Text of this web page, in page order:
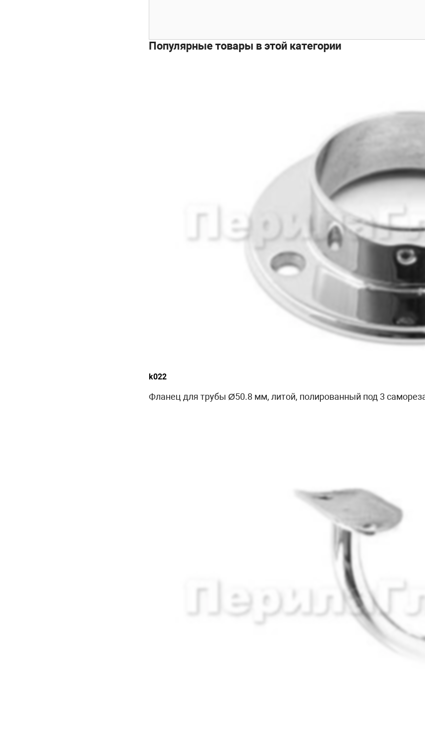
Популярные товары в этой категории
k022
Фланец для трубы Ø50.8 мм, литой, полированный под 3